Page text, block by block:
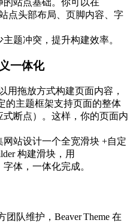
站点基础。你可以在
点头部布局、页脚内容、字
题冲突，提升构建效率。
一体化
用拖放方式构建页面内容，
的主题框架支持页面的整体
断点）。这样，你的页面内
网站设计一个全宽滑块 +自定
构建滑块，用
体，一体化完成。
团队维护，Beaver Theme 在